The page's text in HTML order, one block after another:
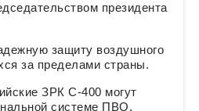
президента
защиту воздушного
за пределами страны.
ЗРК С-400 могут
системе ПВО.